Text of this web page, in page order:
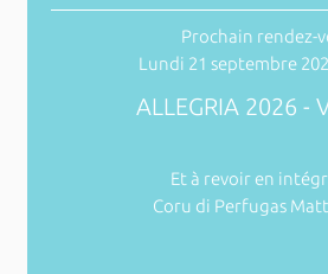
Prochain rendez-
Lundi 21 septembre
ALLEGRIA 2026 -
Et à revoir en
Coru di Perfugas